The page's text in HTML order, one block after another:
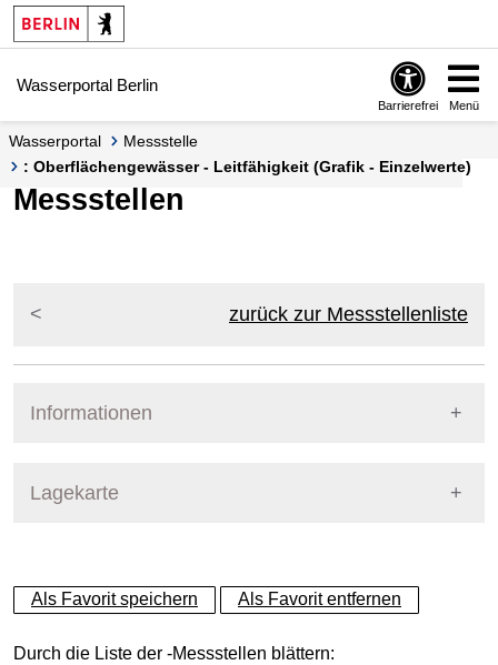
Springe zur Navigation
Springe zum Inhalt
Wasserportal Berlin
Barrierefrei Menü
Wasserportal
Messstelle
: Oberflächengewässer - Leitfähigkeit (Grafik - Einzelwerte)
Messstellen
zurück zur Messstellenliste
Informationen
Lagekarte
+
−
Als Favorit speichern Als Favorit entfernen
Durch die Liste der -Messstellen blättern: